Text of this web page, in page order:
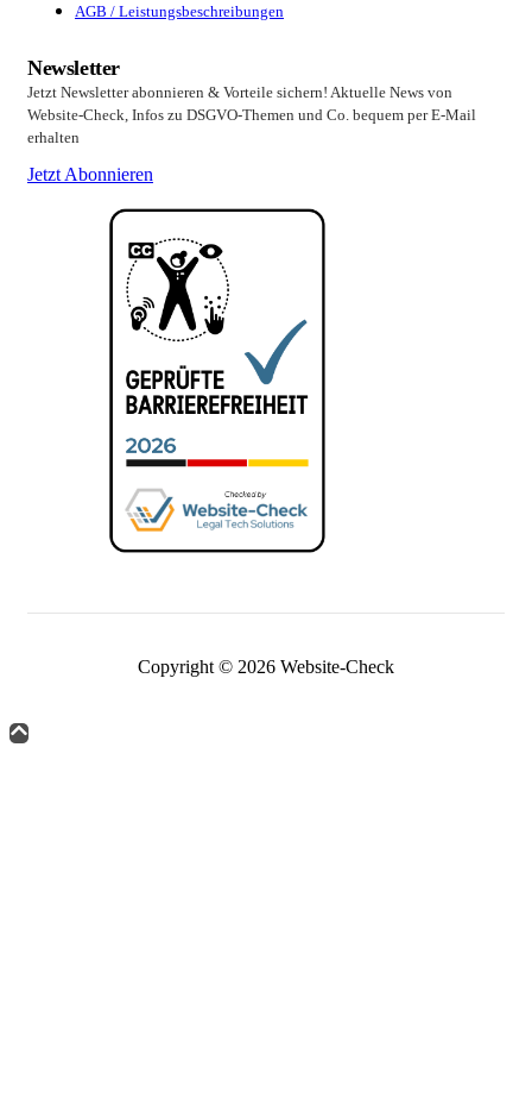
AGB / Leistungsbeschreibungen
Newsletter
Jetzt Newsletter abonnieren & Vorteile sichern! Aktuelle News von
Website-Check, Infos zu DSGVO-Themen und Co. bequem per E-Mail
erhalten
Jetzt Abonnieren
Copyright © 2026 Website-Check